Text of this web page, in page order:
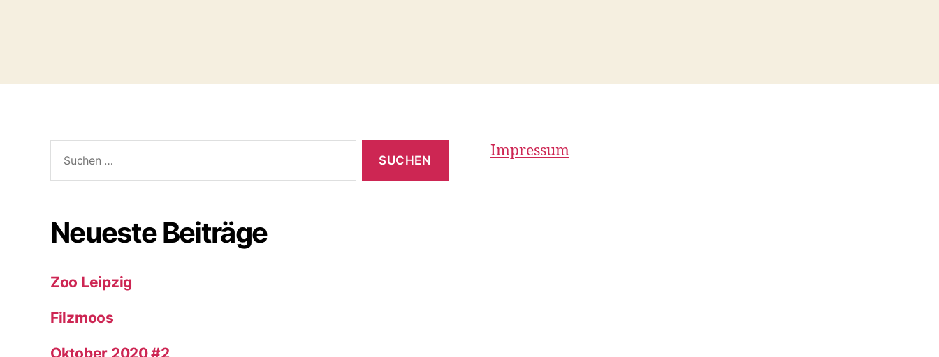
nach:
Neueste Beiträge
Zoo Leipzig
Filzmoos
Oktober 2020 #2
Impressum